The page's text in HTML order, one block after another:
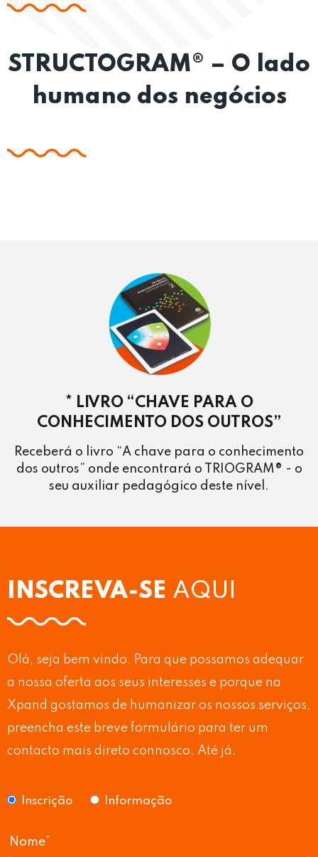
STRUCTOGRAM® – O lado
humano dos negócios
* LIVRO “CHAVE PARA O
CONHECIMENTO DOS OUTROS”
Receberá o livro “A chave para o conhecimento
dos outros” onde encontrará o TRIOGRAM® - o
seu auxiliar pedagógico deste nível.
INSCREVA-SE AQUI
Olá, seja bem vindo. Para que possamos adequar
a nossa oferta aos seus interesses e porque na
Xpand gostamos de humanizar os nossos serviços,
preencha este breve formulário para ter um
contacto mais direto connosco. Até já.
Inscrição Informação